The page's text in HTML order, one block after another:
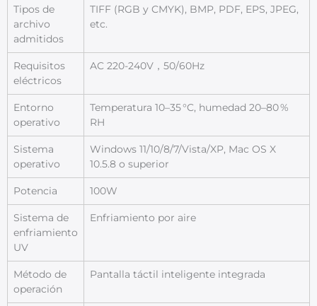
Tipos de
archivo
admitidos
TIFF (RGB y CMYK), BMP, PDF, EPS, JPEG,
etc.
Requisitos
eléctricos
AC 220-240V，50/60Hz
Entorno
operativo
Temperatura 10–35 °C, humedad 20–80 %
RH
Sistema
operativo
Windows 11/10/8/7/Vista/XP, Mac OS X
10.5.8 o superior
Potencia 100W
Sistema de
enfriamiento
UV
Enfriamiento por aire
Método de
operación
Pantalla táctil inteligente integrada